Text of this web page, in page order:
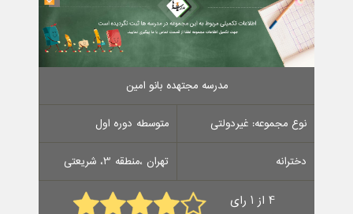
مدرسه مجتهده بانو امین
نوع مجموعه: غیردولتی متوسطه دوره اول
دخترانه تهران ،منطقه 3، شریعتی
4 از 1 رای